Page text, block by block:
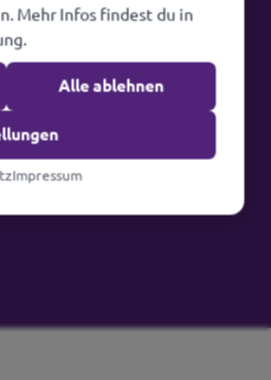
aber nicht, dass es
Mehr Infos findest du in
Alle ablehnen
Impressum